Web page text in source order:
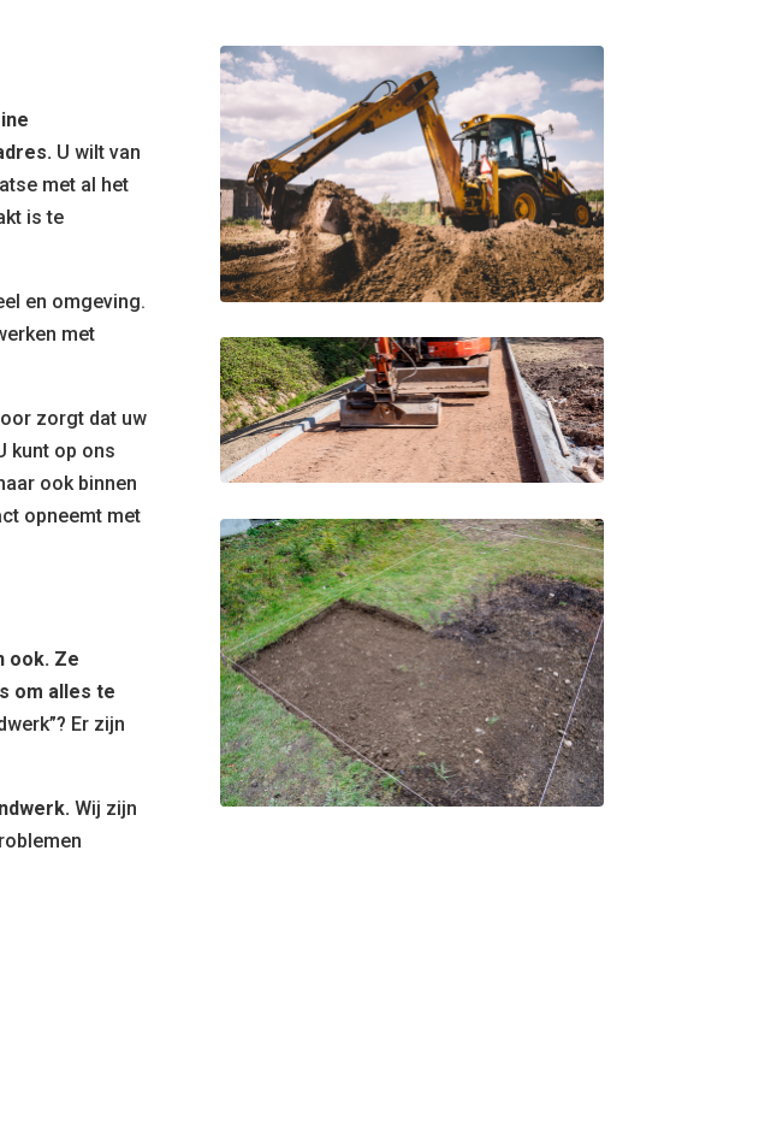
U wilt van
met al het
is te
en omgeving.
met
zorgt dat uw
kunt op ons
ook binnen
opneemt met
ook. Ze
om alles te
Er zijn
Wij zijn